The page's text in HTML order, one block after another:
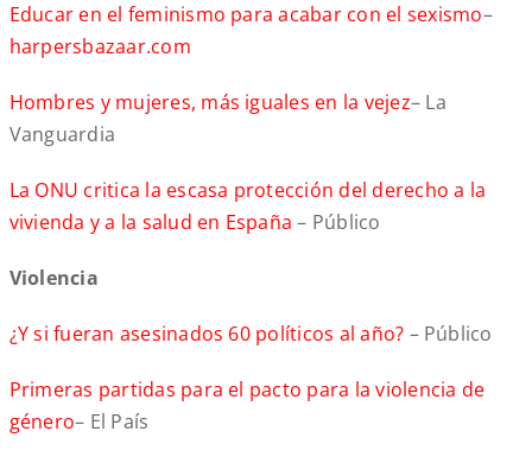
Educar en el feminismo para acabar con el sexismo–
harpersbazaar.com
Hombres y mujeres, más iguales en la vejez– La
Vanguardia
La ONU critica la escasa protección del derecho a la
vivienda y a la salud en España – Público
Violencia
¿Y si fueran asesinados 60 políticos al año? – Público
Primeras partidas para el pacto para la violencia de
género– El País